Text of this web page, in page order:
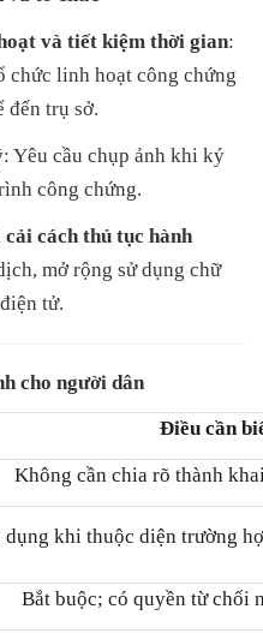
và tiết kiệm thời gian:
chức linh hoạt công chứng
đến trụ sở.
: Yêu cầu chụp ảnh khi ký
công chứng.
cách thủ tục hành
mở rộng sử dụng chữ
tử.
cho người dân
Điều cần
Không cần chia rõ thành
dụng khi thuộc diện trường
Bắt buộc; có quyền từ chối